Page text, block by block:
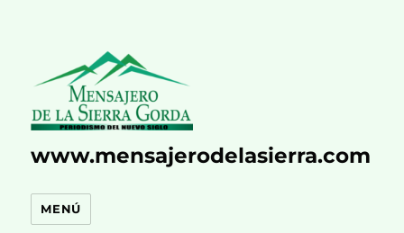
www.mensajerodelasierra.com
MENÚ